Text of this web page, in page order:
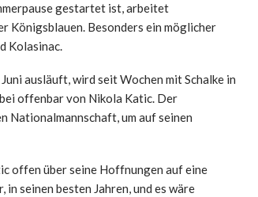
gestartet ist, arbeitet
Königsblauen. Besonders ein möglicher
Kolasinac.
ausläuft, wird seit Wochen mit Schalke in
offenbar von Nikola Katic. Der
Nationalmannschaft, um auf seinen
offen über seine Hoffnungen auf eine
in seinen besten Jahren, und es wäre